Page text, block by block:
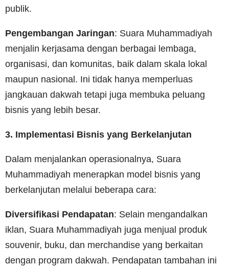
publik.
Pengembangan Jaringan: Suara Muhammadiyah
menjalin kerjasama dengan berbagai lembaga,
organisasi, dan komunitas, baik dalam skala lokal
maupun nasional. Ini tidak hanya memperluas
jangkauan dakwah tetapi juga membuka peluang
bisnis yang lebih besar.
3. Implementasi Bisnis yang Berkelanjutan
Dalam menjalankan operasionalnya, Suara
Muhammadiyah menerapkan model bisnis yang
berkelanjutan melalui beberapa cara:
Diversifikasi Pendapatan: Selain mengandalkan
iklan, Suara Muhammadiyah juga menjual produk
souvenir, buku, dan merchandise yang berkaitan
dengan program dakwah. Pendapatan tambahan ini